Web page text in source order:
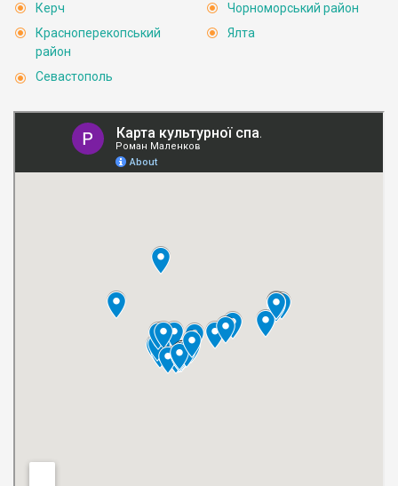
Керч
Красноперекопський
район
Севастополь
Чорноморський район
Ялта